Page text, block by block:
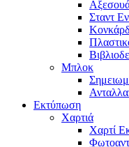
Σταντ
Μπλοκ
Εκτύπωση
Χαρτιά
Χαρτί